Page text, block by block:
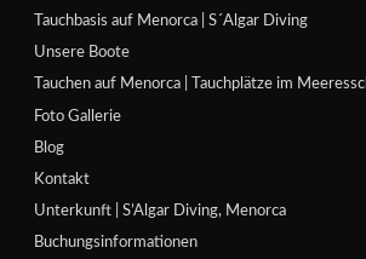
Tauchbasis auf Menorca | S´Algar Diving
Unsere Boote
Tauchen auf Menorca | Tauchplätze im
Foto Gallerie
Blog
Kontakt
Unterkunft | S’Algar Diving, Menorca
Buchungsinformationen